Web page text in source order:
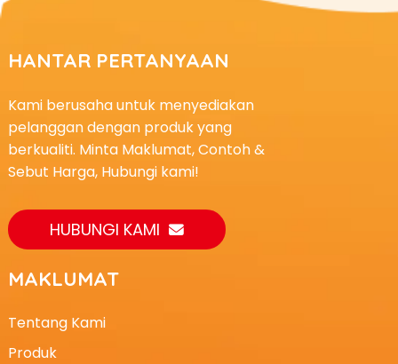
HANTAR PERTANYAAN
Kami berusaha untuk menyediakan
pelanggan dengan produk yang
berkualiti. Minta Maklumat, Contoh &
Sebut Harga, Hubungi kami!
HUBUNGI KAMI
MAKLUMAT
Tentang Kami
Produk